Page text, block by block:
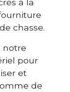
à la
chasse.
notre
pour
et
de